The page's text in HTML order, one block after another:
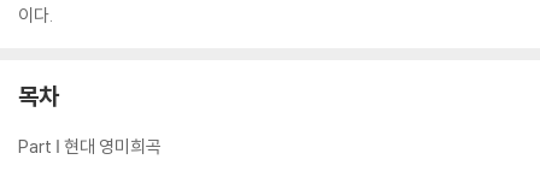
이다.
목차
Part Ⅰ 현대 영미희곡